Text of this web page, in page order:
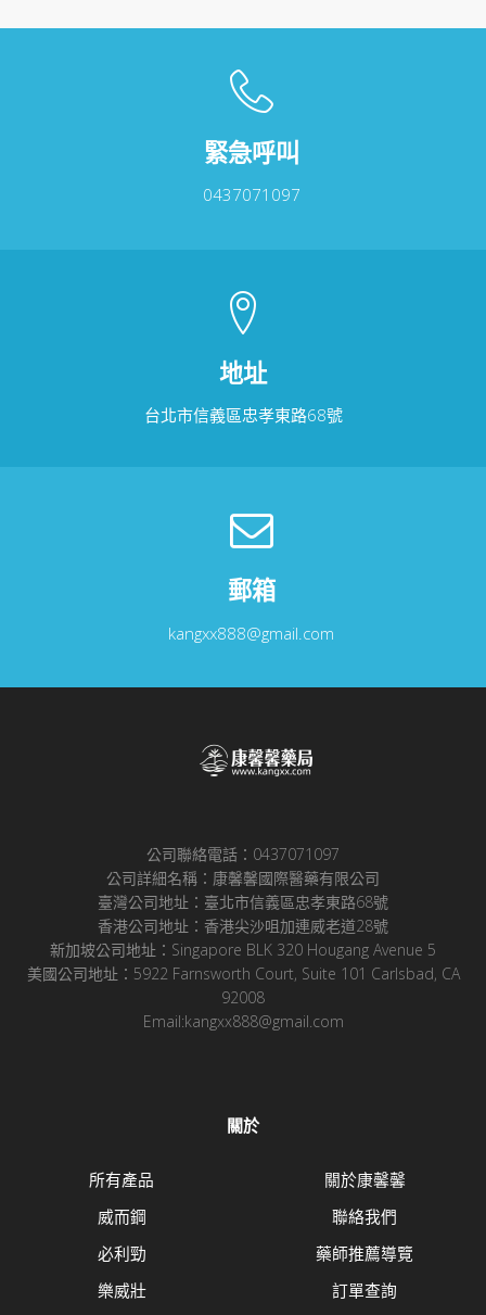
緊急呼叫
0437071097
地址
台北市信義區忠孝東路68號
郵箱
kangxx888@gmail.com
公司聯絡電話：0437071097
公司詳細名稱：康馨馨國際醫藥有限公司
臺灣公司地址：臺北市信義區忠孝東路68號
香港公司地址：香港尖沙咀加連威老道28號
新加坡公司地址：Singapore BLK 320 Hougang Avenue 5
美國公司地址：5922 Farnsworth Court, Suite 101 Carlsbad, CA
92008
Email:kangxx888@gmail.com
關於
所有產品
威而鋼
必利勁
樂威壯
關於康馨馨
聯絡我們
藥師推薦導覽
訂單查詢